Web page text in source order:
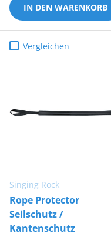
IN DEN WARENKORB
Vergleichen
Singing Rock
Rope Protector
Seilschutz /
Kantenschutz